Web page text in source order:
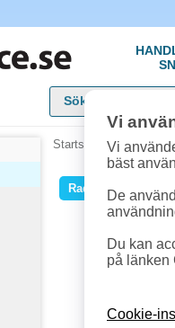
Startsida »Pennor,
Raderbart bläck
Vi
Vi
bäst
De
Du kan
på länken
Cookie-